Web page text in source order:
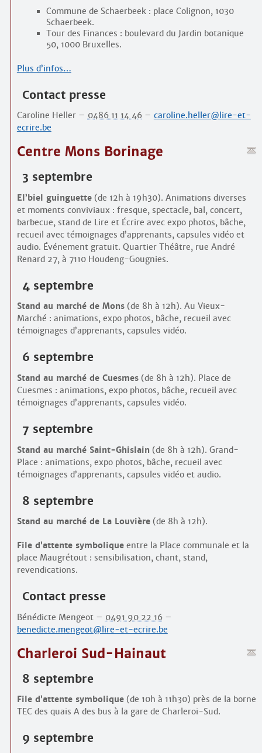
Commune de Schaerbeek : place Colignon, 1030
Schaerbeek.
Tour des Finances : boulevard du Jardin botanique
50, 1000 Bruxelles.
Plus d’infos…
Contact presse
Caroline Heller – 0486 11 14 46– caroline.heller@lire-et-
ecrire.be
Centre Mons Borinage
3 septembre
El’biel guinguette(de 12h à 19h30). Animations diverses
et moments conviviaux : fresque, spectacle, bal, concert,
barbecue, stand de Lire et Écrire avec expo photos, bâche,
recueil avec témoignages d’apprenants, capsules vidéo et
audio. Événement gratuit. Quartier Théâtre, rue André
Renard 27, à 7110 Houdeng-Gougnies.
4 septembre
Stand au marché de Mons(de 8h à 12h). Au Vieux-
Marché : animations, expo photos, bâche, recueil avec
témoignages d’apprenants, capsules vidéo.
6 septembre
Stand au marché de Cuesmes(de 8h à 12h). Place de
Cuesmes : animations, expo photos, bâche, recueil avec
témoignages d’apprenants, capsules vidéo.
7 septembre
Stand au marché Saint-Ghislain (de 8h à 12h). Grand-
Place : animations, expo photos, bâche, recueil avec
témoignages d’apprenants, capsules vidéo et audio.
8 septembre
Stand au marché de La Louvière(de 8h à 12h).
File d’attente symboliqueentre la Place communale et la
place Maugrétout : sensibilisation, chant, stand,
revendications.
Contact presse
Bénédicte Mengeot – 0491 90 22 16–
benedicte.mengeot@lire-et-ecrire.be
Charleroi Sud-Hainaut
8 septembre
File d’attente symbolique(de 10h à 11h30) près de la borne
TEC des quais A des bus à la gare de Charleroi-Sud.
9 septembre